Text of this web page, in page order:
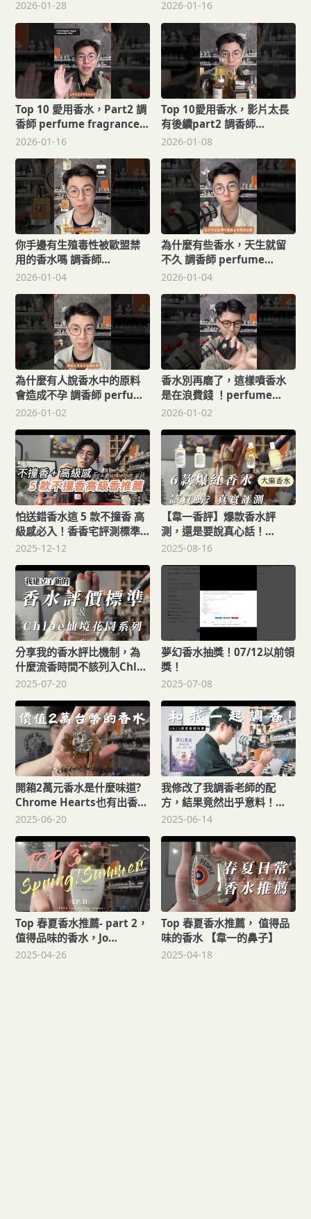
享，Feat. Ruowei 若維
2026-01-28
perfumer
2026-01-16
Top 10 愛用香水，Part2 調
香師 perfume fragrance
perfumer
2026-01-16
Top 10愛用香水，影片太長
有後續part2 調香師
perfume 香水
2026-01-08
你手邊有生殖毒性被歐盟禁
用的香水嗎 調香師
fragrance perfume
2026-01-04
為什麼有些香水，天生就留
不久 調香師 perfume
fragrance 香水 perfumer
2026-01-04
為什麼有人說香水中的原料
會造成不孕 調香師 perfume
fragrance 香水
2026-01-02
香水別再磨了，這樣噴香水
是在浪費錢 ！perfume
fragrance 調香師
2026-01-02
怕送錯香水這 5 款不撞香 高
級感必入！香香宅評測標準
大公開
2025-12-12
【韋一香評】爆款香水評
測，還是要說真心話！
MalinGoetz Cannabis 大
2025-08-16
分享我的香水評比機制，為
什麼流香時間不該列入Chloe
仙境花園系列香水，檀香之
國雪松。
2025-07-20
夢幻香水抽獎！07/12以前領
獎！
2025-07-08
開箱2萬元香水是什麼味道?
Chrome Hearts也有出香
水，克羅心香水開箱，香水
2025-06-20
我修改了我調香老師的配
方，結果竟然出乎意料！
2025調香書籍推薦夢幻香
什麼不同
2025-06-14
Top 春夏香水推薦- part 2，
值得品味的香水，Jo
MaloneCLINIQUE 【韋一的
2025-04-26
Top 春夏香水推薦， 值得品
味的香水 【韋一的鼻子】
2025-04-18